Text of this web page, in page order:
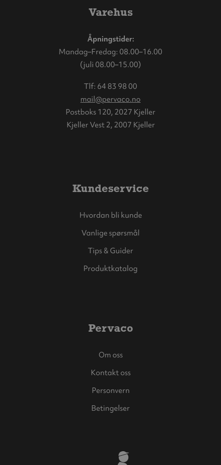
Varehus
Åpningstider:
Mandag–Fredag: 08.00–16.00
(juli 08.00–15.00)
Tlf: 64 83 98 00
mail@pervaco.no
Postboks 120, 2027 Kjeller
Kjeller Vest 2, 2007 Kjeller
Kundeservice
Hvordan bli kunde
Vanlige spørsmål
Tips & Guider
Produktkatalog
Pervaco
Om oss
Kontakt oss
Personvern
Betingelser